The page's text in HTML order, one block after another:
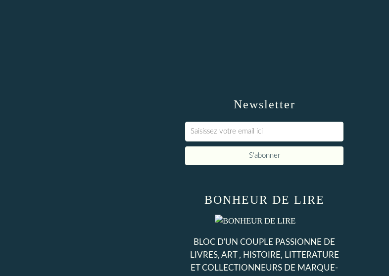
Newsletter
BONHEUR DE LIRE
BLOC D'UN COUPLE PASSIONNE DE
LIVRES, ART , HISTOIRE, LITTERATURE
ET COLLECTIONNEURS DE MARQUE-